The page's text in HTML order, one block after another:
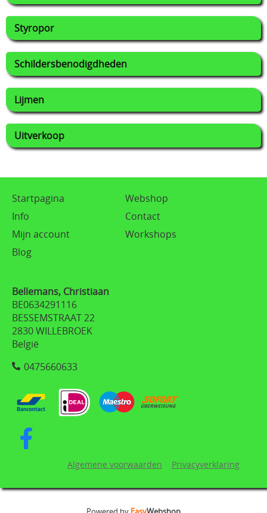
Styropor
Schildersbenodigdheden
Lijmen
Uitverkoop
Startpagina
Webshop
Info
Contact
Mijn account
Workshops
Blog
Bellemans, Christiaan
BE0634291116
BESSEMSTRAAT 22
2830 WILLEBROEK
België
0475660633
Algemene voorwaarden Privacyverklaring